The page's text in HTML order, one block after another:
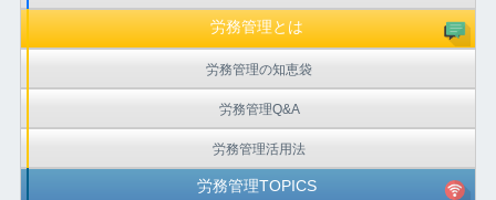
労務管理とは
労務管理の知恵袋
労務管理Q&A
労務管理活用法
労務管理TOPICS